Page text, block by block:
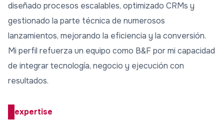
diseñado procesos escalables, optimizado CRMs y
gestionado la parte técnica de numerosos
lanzamientos, mejorando la eficiencia y la conversión.
Mi perfil refuerza un equipo como B&F por mi capacidad
de integrar tecnología, negocio y ejecución con
resultados.
expertise